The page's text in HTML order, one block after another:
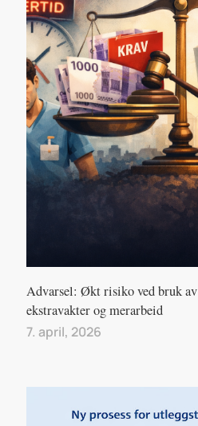
Advarsel: Økt risiko ved bruk
ekstravakter og merarbeid
7. april, 2026